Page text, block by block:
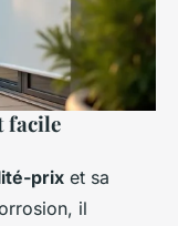
facile
prix et sa
il